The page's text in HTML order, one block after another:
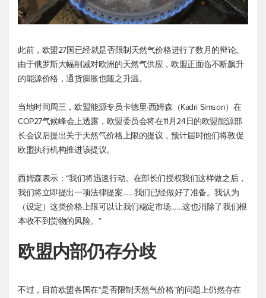
此前，欧盟27国已经就是否限制天然气价格进行了数月的辩论。
由于俄罗斯大幅削减对欧洲的天然气供应，欧盟正面临不断飙升
的能源价格，通货膨胀也随之升温。
当地时间周三，欧盟能源专员卡德里·西姆森（Kadri Simson）在
COP27气候峰会上透露，欧盟委员会将在11月24日的欧盟能源部
长会议后提出关于天然气价格上限的提议，预计届时他们将敦促
欧盟执行机构推进该提议。
西姆森表示：“我们将迅速行动。在部长们授权我们这样做之后，
我们将立即提出一项法律提案……我们已经做好了准备。我认为
（设定）这类价格上限可以让我们稳定市场……这也消除了我们根
本收不到货物的风险。”
欧盟内部仍存分歧
不过，目前欧盟各国在“是否限制天然气价格”的问题上仍然存在